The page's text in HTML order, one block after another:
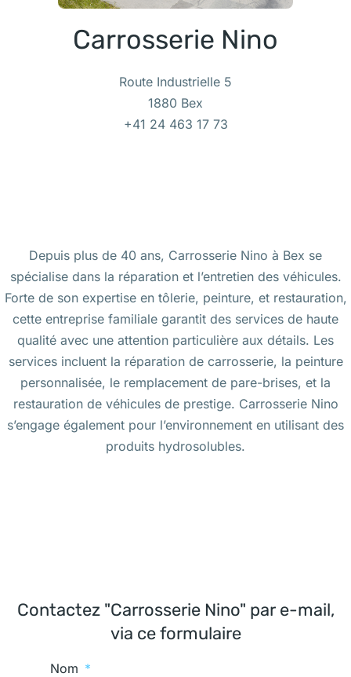
Carrosserie Nino
Route Industrielle 5
1880 Bex
+41 24 463 17 73
Depuis plus de 40 ans, Carrosserie Nino à Bex se
spécialise dans la réparation et l’entretien des véhicules.
Forte de son expertise en tôlerie, peinture, et restauration,
cette entreprise familiale garantit des services de haute
qualité avec une attention particulière aux détails. Les
services incluent la réparation de carrosserie, la peinture
personnalisée, le remplacement de pare-brises, et la
restauration de véhicules de prestige. Carrosserie Nino
s’engage également pour l’environnement en utilisant des
produits hydrosolubles.
Contactez "Carrosserie Nino" par e-mail,
via ce formulaire
Nom